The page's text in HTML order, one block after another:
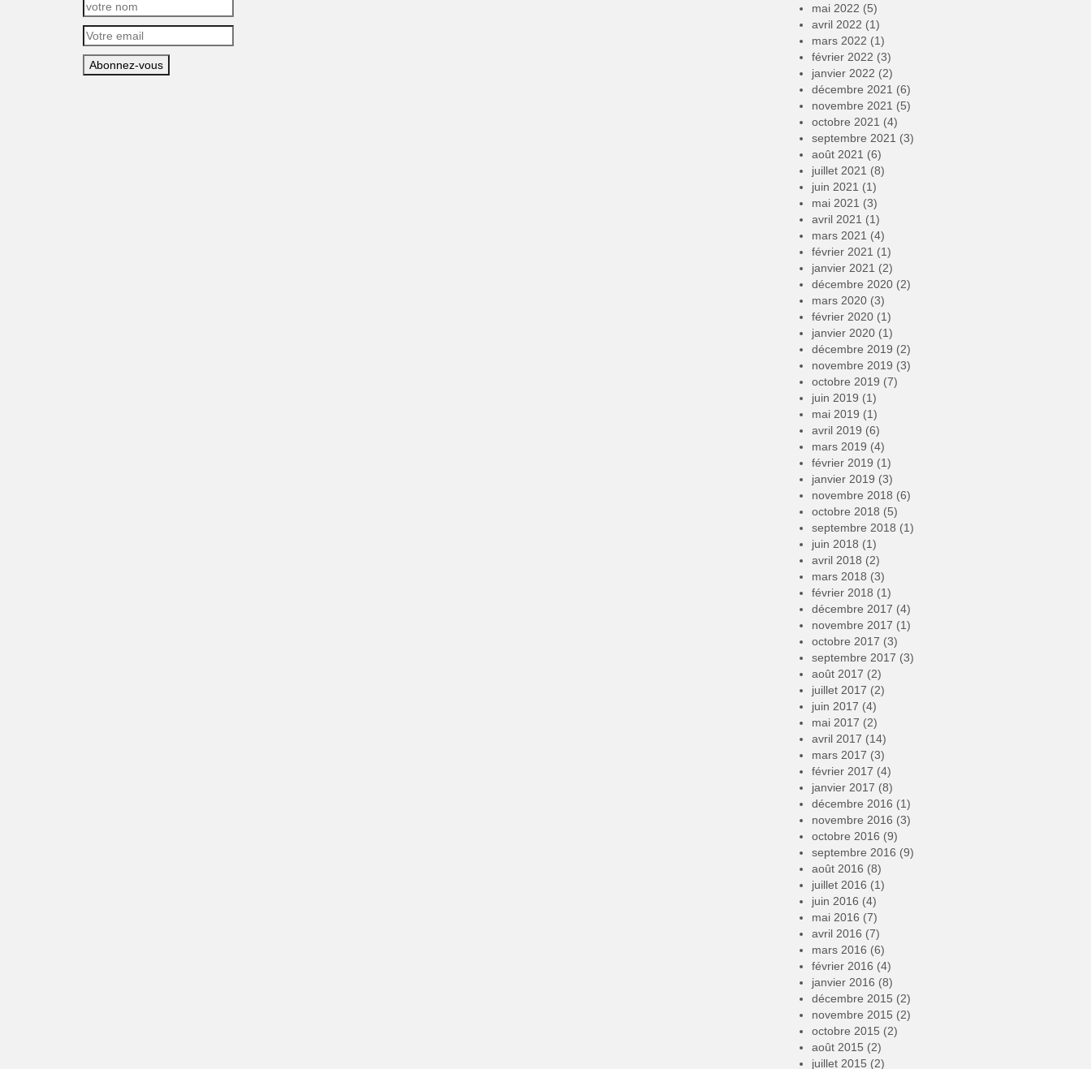
mai 2022 (5)
avril 2022 (1)
mars 2022 (1)
février 2022 (3)
janvier 2022 (2)
décembre 2021 (6)
novembre 2021 (5)
octobre 2021 (4)
septembre 2021 (3)
août 2021 (6)
juillet 2021 (8)
juin 2021 (1)
mai 2021 (3)
avril 2021 (1)
mars 2021 (4)
février 2021 (1)
janvier 2021 (2)
décembre 2020(2)
mars 2020(3)
février 2020(1)
janvier 2020(1)
décembre 2019 (2)
novembre 2019 (3)
octobre 2019 (7)
juin 2019 (1)
mai 2019 (1)
avril 2019 (6)
mars 2019 (4)
février 2019 (1)
janvier 2019 (3)
novembre 2018 (6)
octobre 2018 (5)
septembre 2018 (1)
juin 2018 (1)
avril 2018 (2)
mars 2018 (3)
février 2018 (1)
décembre 2017 (4)
novembre 2017 (1)
octobre 2017 (3)
septembre 2017 (3)
août 2017 (2)
juillet 2017 (2)
juin 2017 (4)
mai 2017 (2)
avril 2017 (14)
mars 2017 (3)
février 2017 (4)
janvier 2017 (8)
décembre 2016 (1)
novembre 2016 (3)
octobre 2016 (9)
septembre 2016 (9)
août 2016 (8)
juillet 2016 (1)
juin 2016 (4)
mai 2016 (7)
avril 2016 (7)
mars 2016 (6)
février 2016 (4)
janvier 2016 (8)
décembre 2015 (2)
novembre 2015 (2)
octobre 2015 (2)
août 2015 (2)
juillet 2015 (2)